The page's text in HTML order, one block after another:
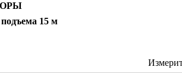
15 м